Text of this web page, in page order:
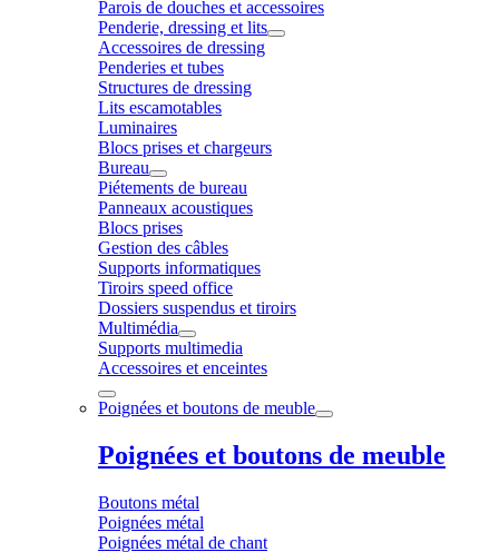
Parois de douches et accessoires
Penderie, dressing et lits
Accessoires de dressing
Penderies et tubes
Structures de dressing
Lits escamotables
Luminaires
Blocs prises et chargeurs
Bureau
Piétements de bureau
Panneaux acoustiques
Blocs prises
Gestion des câbles
Supports informatiques
Tiroirs speed office
Dossiers suspendus et tiroirs
Multimédia
Supports multimedia
Accessoires et enceintes
Poignées et boutons de meuble
Poignées et boutons de meuble
Boutons métal
Poignées métal
Poignées métal de chant